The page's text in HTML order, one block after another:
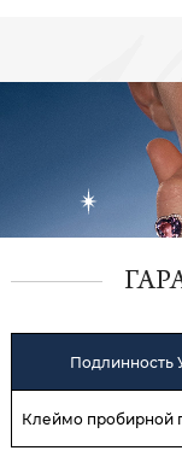
Подлинность
Клеймо пробирной